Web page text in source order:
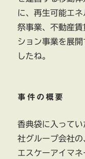
に、再生可能エ
祭事業、不動産
ション事業を展
したね。
事件の概要
香典袋に入って
社グループ会社
エスケーアイマネ